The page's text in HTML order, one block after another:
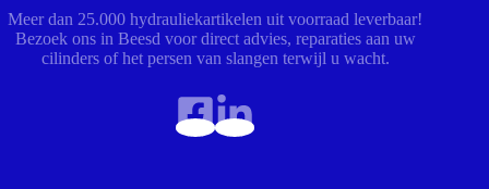
Meer dan 25.000 hydrauliekartikelen uit voorraad leverbaar!
Bezoek ons in Beesd voor direct advies, reparaties aan uw
cilinders of het persen van slangen terwijl u wacht.